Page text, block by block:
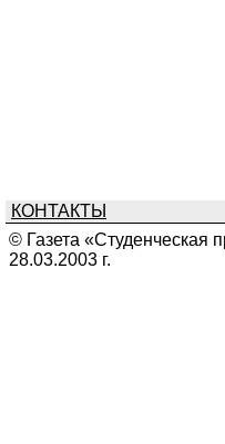
КОНТАКТЫ
© Газета
28.03.2003 г.